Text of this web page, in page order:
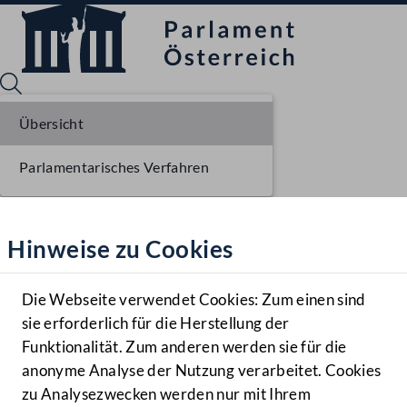
Hilfe
Benutzer
Navigationsmenü öffnen
MENÜ
Hinweise zu Cookies
Die Webseite verwendet Cookies: Zum einen sind
sie erforderlich für die Herstellung der
Funktionalität. Zum anderen werden sie für die
anonyme Analyse der Nutzung verarbeitet. Cookies
zu Analysezwecken werden nur mit Ihrem
Übersicht
Parlamentarisches Verfahren